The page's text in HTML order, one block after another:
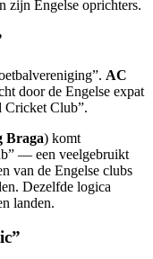
zijn Engelse oprichters.
AC
door de Engelse expat
Cricket Club”.
Braga) komt
— een veelgebruikt
van de Engelse clubs
Dezelfde logica
landen.